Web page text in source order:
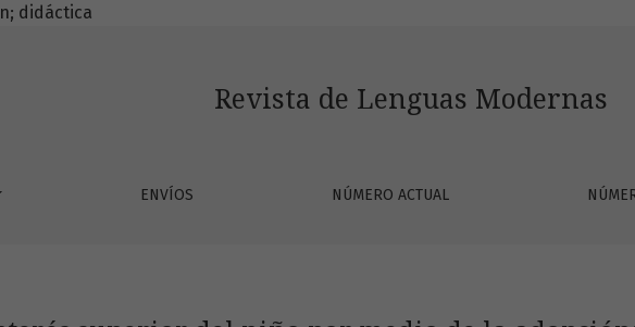
didáctica
niño por medio de la adopción: una visión histórica
Revista de Lenguas Modernas
ENVÍOS NÚMERO ACTUAL